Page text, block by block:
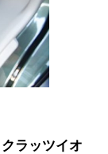
ラッツイオ